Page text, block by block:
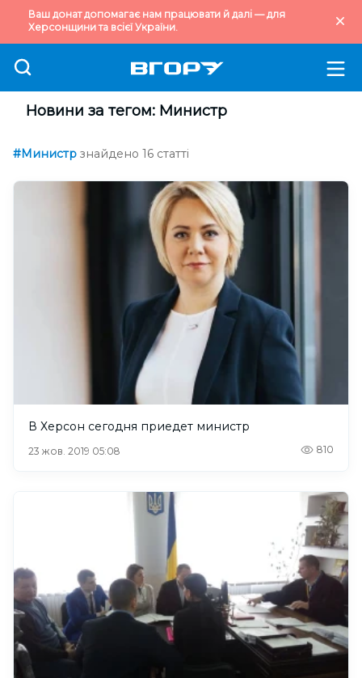
Ваш донат допомагає нам працювати й далі — для
Херсонщини та всієї України.
Новини за тегом: Министр
#Министр знайдено 16 статті
В Херсон сегодня приедет министр
23 жов. 2019 05:08 810